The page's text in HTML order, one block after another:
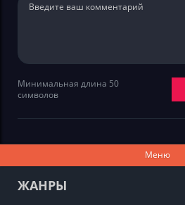
Минимальная длина 50
символов
Меню
ЖАНРЫ